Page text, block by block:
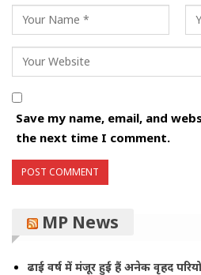
Save my name, email, and
the next time I comment.
MP News
ढाई वर्ष में मंजूर हुई हैं अनेक वृहद